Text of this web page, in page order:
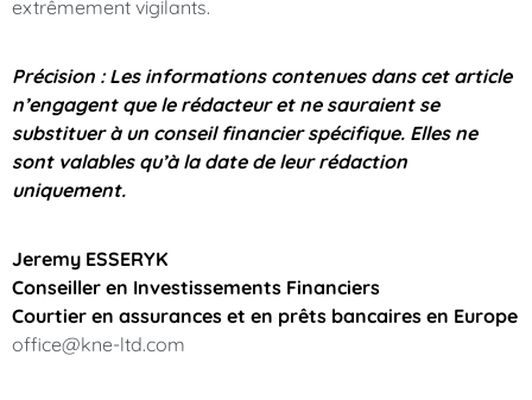
extrêmement vigilants.
Précision : Les informations contenues dans cet article
n’engagent que le rédacteur et ne sauraient se
substituer à un conseil financier spécifique. Elles ne
sont valables qu’à la date de leur rédaction
uniquement.
Jeremy ESSERYK
Conseiller en Investissements Financiers
Courtier en assurances et en prêts bancaires en Europe
office@kne-ltd.com